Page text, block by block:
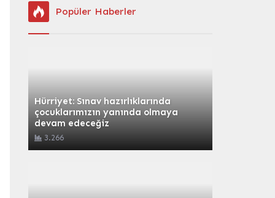
Popüler Haberler
Hürriyet: Sınav hazırlıklarında
çocuklarımızın yanında olmaya
devam edeceğiz
3.266